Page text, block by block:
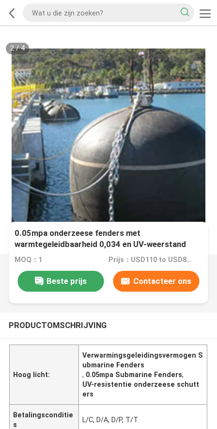
2/4
0.05mpa onderzeese fenders met
warmtegeleidbaarheid 0,034 en UV-weerstand
MOQ：1 Prijs：USD110 to USD8000 Per Piece
Beste prijs Contacteer ons
PRODUCTOMSCHRIJVING
Hoog licht:
Verwarmingsgeleidingsvermogen S
ubmarine Fenders
, 0.05mpa Submarine Fenders,
UV-resistentie onderzeese schutt
ers
Betalingsconditie
s
L/C, D/A, D/P, T/T